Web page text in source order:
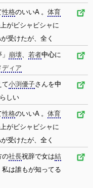
性格のいいA 。 体育
がビシャビシャに
受けたが、全く
崩壊、 若者中心に
ディア
て小渕優子さんを中
しい
性格のいいA 。 体育
がビシャビシャに
受けたが、全く
の社長祝辞で女は結
は誰もが知ってる